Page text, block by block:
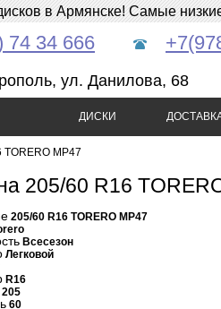
в Армянске! Самые
74 34 666
ул. Данилова, 68
ДИСКИ
TORERO MP47
205/60 R16
205/60 R16 TORERO MP47
Всесезон
Легковой
R16
205
60